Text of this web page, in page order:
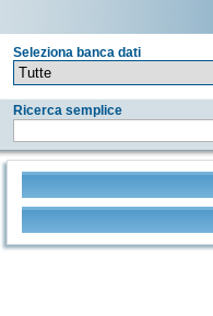
Seleziona banca dati
Ricerca semplice